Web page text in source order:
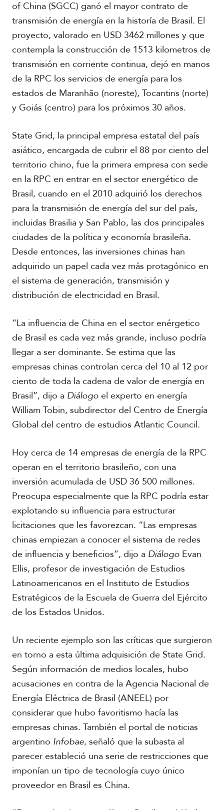
R
p
r
t
j
e
e
s
p
e
c
i
a
A
a
e
m
a
F
o
t
o
s
V
i
o
s
of China (SGCC) ganó el mayor contrato de
transmisión de energía en la historía de Brasil. El
proyecto, valorado en USD 3462 millones y que
contempla la construcción de 1513 kilometros de
transmisión en corriente continua, dejó en manos
de la RPC los servicios de energía para los
estados de Maranhão (noreste), Tocantins (norte)
y Goiás (centro) para los próximos 30 años.
State Grid, la principal empresa estatal del país
asiático, encargada de cubrir el 88 por ciento del
territorio chino, fue la primera empresa con sede
en la RPC en entrar en el sector energético de
Brasil, cuando en el 2010 adquirió los derechos
para la transmisión de energía del sur del país,
incluidas Brasilia y San Pablo, las dos principales
ciudades de la política y economía brasileña.
Desde entonces, las inversiones chinas han
adquirido un papel cada vez más protagónico en
el sistema de generación, transmisión y
distribución de electricidad en Brasil.
“La influencia de China en el sector enérgetico
de Brasil es cada vez más grande, incluso podría
llegar a ser dominante. Se estima que las
empresas chinas controlan cerca del 10 al 12 por
ciento de toda la cadena de valor de energía en
Brasil”, dijo a Diálogoel experto en energía
William Tobin, subdirector del Centro de Energía
Global del centro de estudios Atlantic Council.
Hoy cerca de 14 empresas de energía de la RPC
operan en el territorio brasileño, con una
inversión acumulada de USD 36 500 millones.
Preocupa especialmente que la RPC podría estar
explotando su influencia para estructurar
licitaciones que les favorezcan. “Las empresas
chinas empiezan a conocer el sistema de redes
de influencia y beneficios”, dijo a DiálogoEvan
Ellis, profesor de investigación de Estudios
Latinoamericanos en el Instituto de Estudios
Estratégicos de la Escuela de Guerra del Ejército
de los Estados Unidos.
Un reciente ejemplo son las críticas que surgieron
en torno a esta última adquisición de State Grid.
Según información de medios locales, hubo
acusaciones en contra de la Agencia Nacional de
Energía Eléctrica de Brasil (ANEEL) por
considerar que hubo favoritismo hacía las
empresas chinas. También el portal de noticias
argentino Infobae, señaló que la subasta al
parecer estableció una serie de restricciones que
imponían un tipo de tecnología cuyo único
proveedor en Brasil es China.